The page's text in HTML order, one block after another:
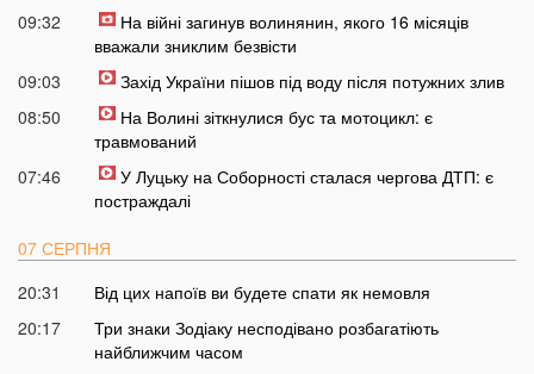
09:32
На війні загинув волинянин, якого 16 місяців
вважали зниклим безвісти
09:03
Захід України пішов під воду після потужних злив
08:50
На Волині зіткнулися бус та мотоцикл: є
травмований
07:46
У Луцьку на Соборності сталася чергова ДТП: є
постраждалі
07 СЕРПНЯ
20:31
Від цих напоїв ви будете спати як немовля
20:17
Три знаки Зодіаку несподівано розбагатіють
найближчим часом